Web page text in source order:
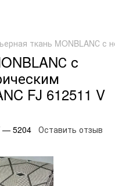
ткань MONBLANС с
с
FJ 612511 V
— 5204 Оставить отзыв